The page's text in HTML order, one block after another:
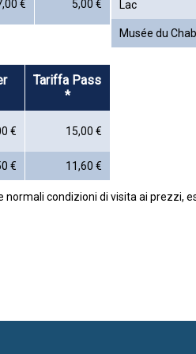
€ 5,00 €
Tariffa Pass
*
€ 15,00 €
€ 11,60 €
Lac
Musée du
condizioni di visita ai prezzi,